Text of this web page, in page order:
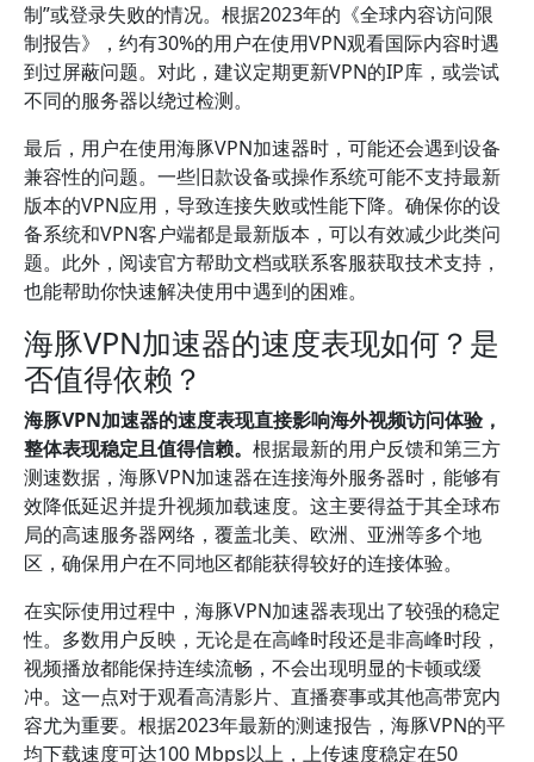
制”或登录失败的情况。根据2023年的《全球内容访问限
制报告》，约有30%的用户在使用VPN观看国际内容时遇
到过屏蔽问题。对此，建议定期更新VPN的IP库，或尝试
不同的服务器以绕过检测。
最后，用户在使用海豚VPN加速器时，可能还会遇到设备
兼容性的问题。一些旧款设备或操作系统可能不支持最新
版本的VPN应用，导致连接失败或性能下降。确保你的设
备系统和VPN客户端都是最新版本，可以有效减少此类问
题。此外，阅读官方帮助文档或联系客服获取技术支持，
也能帮助你快速解决使用中遇到的困难。
海豚VPN加速器的速度表现如何？是
否值得依赖？
海豚VPN加速器的速度表现直接影响海外视频访问体验，
整体表现稳定且值得信赖。 根据最新的用户反馈和第三方
测速数据，海豚VPN加速器在连接海外服务器时，能够有
效降低延迟并提升视频加载速度。这主要得益于其全球布
局的高速服务器网络，覆盖北美、欧洲、亚洲等多个地
区，确保用户在不同地区都能获得较好的连接体验。
在实际使用过程中，海豚VPN加速器表现出了较强的稳定
性。多数用户反映，无论是在高峰时段还是非高峰时段，
视频播放都能保持连续流畅，不会出现明显的卡顿或缓
冲。这一点对于观看高清影片、直播赛事或其他高带宽内
容尤为重要。根据2023年最新的测速报告，海豚VPN的平
均下载速度可达100 Mbps以上，上传速度稳定在50